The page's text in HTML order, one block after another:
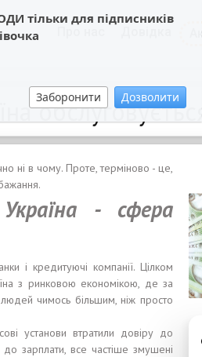
тільки для підписників
Заборонити Дозволити
ні в чому. Проте, терміново - це,
- сфера
і кредитуючі компанії. Цілком
з ринковою економікою, де за
чимось більшим, ніж просто
установи втратили довіру до
зарплати, все частіше змушені